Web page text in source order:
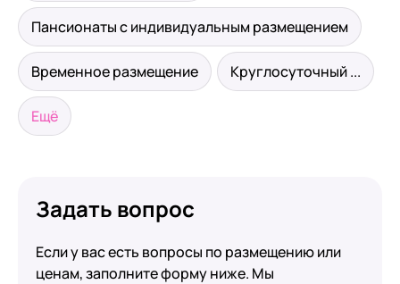
Пансионаты с индивидуальным размещением
Временное размещение Круглосуточный ...
Ещё
Задать вопрос
Если у вас есть вопросы по размещению или
ценам, заполните форму ниже. Мы